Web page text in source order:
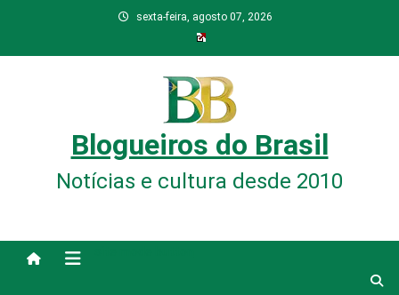
content
sexta-feira, agosto 07, 2026
Blogueiros do Brasil
Notícias e cultura desde 2010